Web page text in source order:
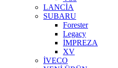
LANCİA
SUBARU
Forester
Legacy
İMPREZA
XV
İVECO